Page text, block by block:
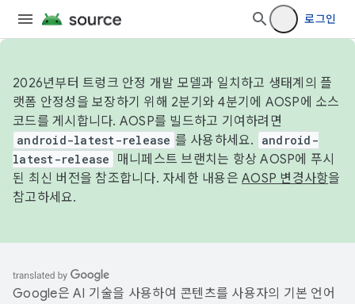
로그인
2026년부터 트렁크 안정 개발 모델과 일치하고 생태계의 플
랫폼 안정성을 보장하기 위해 2분기와 4분기에 AOSP에 소스
코드를 게시합니다. AOSP를 빌드하고 기여하려면
android-latest-release 를 사용하세요.
android-
latest-release
매니페스트 브랜치는 항상 AOSP에 푸시
된 최신 버전을 참조합니다. 자세한 내용은 AOSP 변경사항을
참고하세요.
Google은 AI 기술을 사용하여 콘텐츠를 사용자의 기본 언어